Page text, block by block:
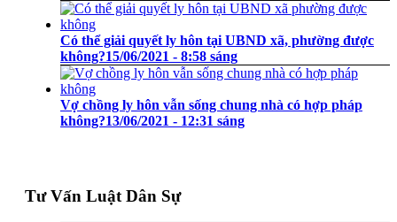
Có thể giải quyết ly hôn tại UBND xã, phường được
không?15/06/2021 - 8:58 sáng
Vợ chồng ly hôn vẫn sống chung nhà có hợp pháp
không?13/06/2021 - 12:31 sáng
Tư Vấn Luật Dân Sự